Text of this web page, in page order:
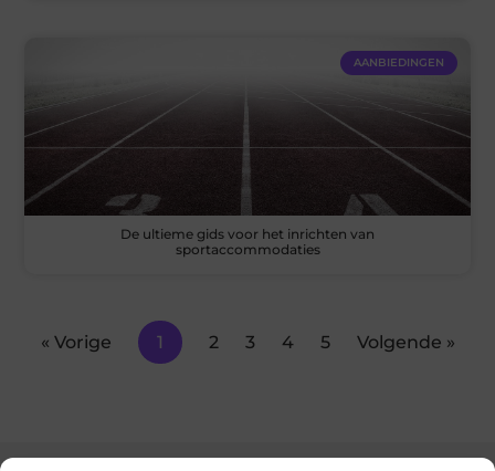
AANBIEDINGEN
De ultieme gids voor het inrichten van
sportaccommodaties
« Vorige 1 2 3 4 5 Volgende »